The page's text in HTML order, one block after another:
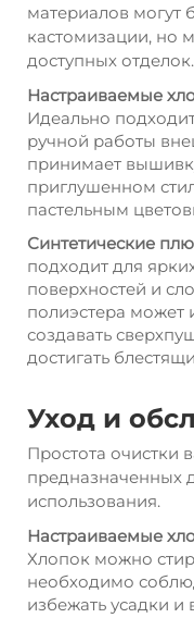
материалов могут
кастомизации, но
доступных отделок.
Настраиваемые
Идеально
ручной работы
принимает
приглушенном
пастельным
Синтетические
подходит для
поверхностей и
полиэстера может
создавать
достигать
Уход и
Простота очистки
предназначенных
использования.
Настраиваемые
Хлопок можно
необходимо
избежать усадки и